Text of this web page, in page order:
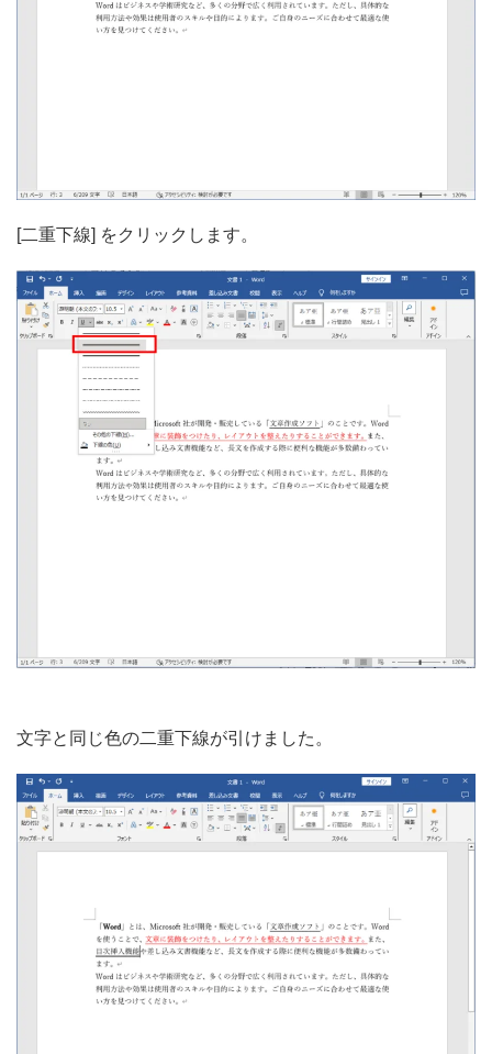
[二重下線] をクリックします。
文字と同じ色の二重下線が引けました。